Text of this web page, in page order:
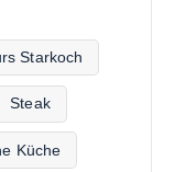
Starkoch
Steak
Küche